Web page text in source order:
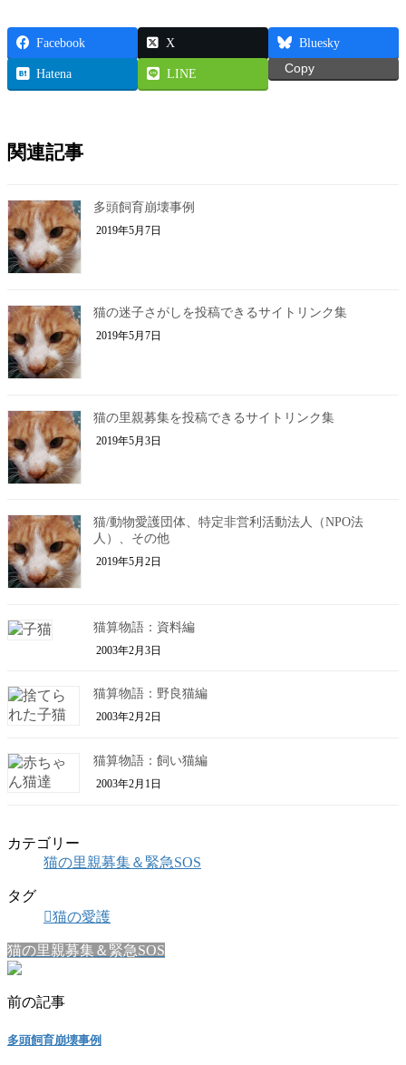
Facebook X Bluesky
Hatena LINE Copy
関連記事
多頭飼育崩壊事例
2019年5月7日
猫の迷子さがしを投稿できるサイトリンク集
2019年5月7日
猫の里親募集を投稿できるサイトリンク集
2019年5月3日
猫/動物愛護団体、特定非営利活動法人（NPO法
人）、その他
2019年5月2日
猫算物語：資料編
2003年2月3日
猫算物語：野良猫編
2003年2月2日
猫算物語：飼い猫編
2003年2月1日
カテゴリー
猫の里親募集＆緊急SOS
タグ
猫の愛護
猫の里親募集＆緊急SOS
前の記事
多頭飼育崩壊事例